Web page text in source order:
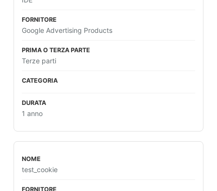
Google Advertising Products
Terze parti
1 anno
test_cookie